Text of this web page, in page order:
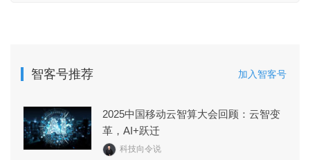
智客号推荐 加入智客号
2025中国移动云智算大会回顾：云智变
革，AI+跃迁
科技向令说